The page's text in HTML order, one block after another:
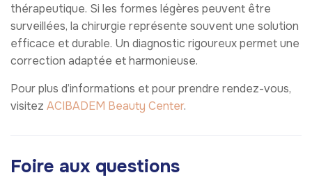
thérapeutique. Si les formes légères peuvent être
surveillées, la chirurgie représente souvent une solution
efficace et durable. Un diagnostic rigoureux permet une
correction adaptée et harmonieuse.
Pour plus d’informations et pour prendre rendez-vous,
visitez ACIBADEM Beauty Center.
Foire aux questions